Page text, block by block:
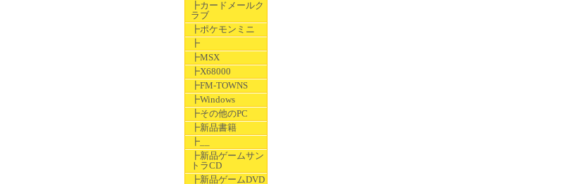
┣カードメールク
ラブ
┣ポケモンミニ
┣
┣MSX
┣X68000
┣FM-TOWNS
┣Windows
┣その他のPC
┣新品書籍
┣__
┣新品ゲームサン
トラCD
┣新品ゲームDVD